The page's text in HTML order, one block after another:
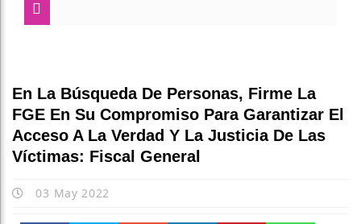
En La Búsqueda De Personas, Firme La
FGE En Su Compromiso Para Garantizar El
Acceso A La Verdad Y La Justicia De Las
Víctimas: Fiscal General
03 May 2022